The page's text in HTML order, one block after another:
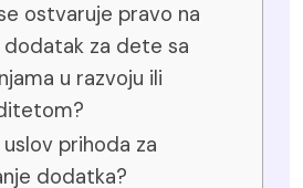
ostvaruje pravo na
za dete sa
u razvoju ili
uslov prihoda za
dodatka?